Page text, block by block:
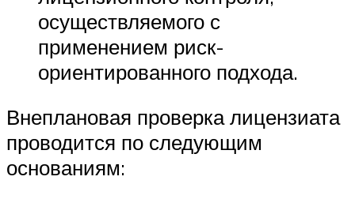
осуществляемого с
применением риск-
ориентированного подхода.
Внеплановая проверка лицензиата
проводится по следующим
основаниям: